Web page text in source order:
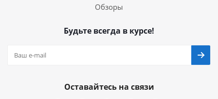
Обзоры
Будьте всегда в курсе!
Оставайтесь на связи